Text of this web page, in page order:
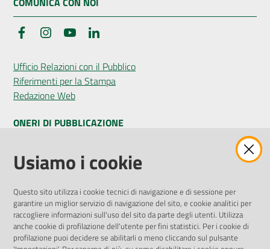
FacebookInstagramYouTube
Ufficio Relazioni con il Pubblico
Riferimenti per la Stampa
Redazione Web
ONERI DI PUBBLICAZIONE
Amministrazione Trasparente
Pubblicità legale
Privacy Policy
Attuazione Misure PNRR
Liste di Attesa
Usiamo i cookie
Questo sito utilizza i cookie tecnici di navigazione e di sessione per
garantire un miglior servizio di navigazione del sito, e cookie analitici per
raccogliere informazioni sull'uso del sito da parte degli utenti. Utilizza
anche cookie di profilazione dell'utente per fini statistici. Per i cookie di
profilazione puoi decidere se abilitarli o meno cliccando sul pulsante